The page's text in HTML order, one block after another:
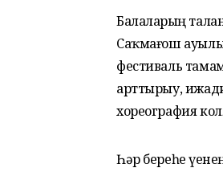
Балаларҙың
Саҡмағош
фестиваль
арттырыу,
хореография
Һәр береһе